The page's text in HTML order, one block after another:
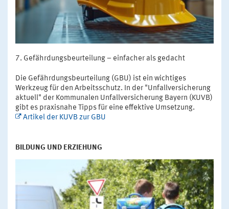
Gefährdungsbeurteilung – einfacher als gedacht
Die Gefährdungsbeurteilung (GBU) ist ein wichtiges
Werkzeug für den Arbeitsschutz. In der "Unfallversicherung
aktuell" der Kommunalen Unfallversicherung Bayern (KUVB)
gibt es praxisnahe Tipps für eine effektive Umsetzung.
Artikel der KUVB zur GBU
BILDUNG UND ERZIEHUNG